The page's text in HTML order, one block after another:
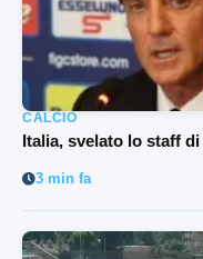
CALCIO
Italia, svelato lo staff
3 min fa